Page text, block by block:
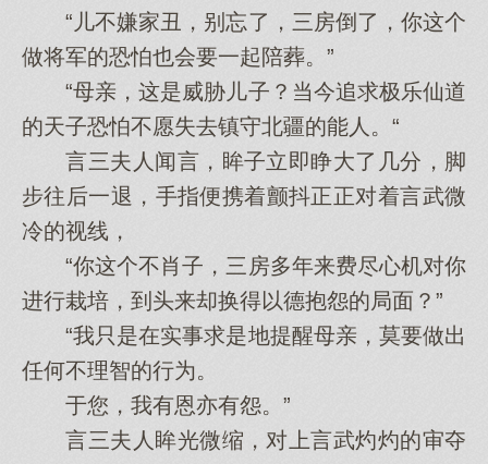
“儿不嫌家丑，别忘了，三房倒了，你这个
做将军的恐怕也会要一起陪葬。”
“母亲，这是威胁儿子？当今追求极乐仙道
的天子恐怕不愿失去镇守北疆的能人。“
言三夫人闻言，眸子立即睁大了几分，脚
步往后一退，手指便携着颤抖正正对着言武微
冷的视线，
“你这个不肖子，三房多年来费尽心机对你
进行栽培，到头来却换得以德抱怨的局面？”
“我只是在实事求是地提醒母亲，莫要做出
任何不理智的行为。
于您，我有恩亦有怨。”
言三夫人眸光微缩，对上言武灼灼的审夺